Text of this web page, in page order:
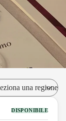
DISPONIBILE